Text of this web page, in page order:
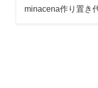
minacena作り置き